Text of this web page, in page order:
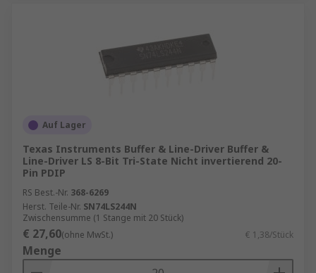
Auf Lager
Texas Instruments Buffer & Line-Driver Buffer &
Line-Driver LS 8-Bit Tri-State Nicht invertierend 20-
Pin PDIP
RS Best.-Nr. 368-6269
Herst. Teile-Nr. SN74LS244N
Zwischensumme (1 Stange mit 20 Stück)
€ 27,60(ohne MwSt.) € 1,38/Stück
Menge